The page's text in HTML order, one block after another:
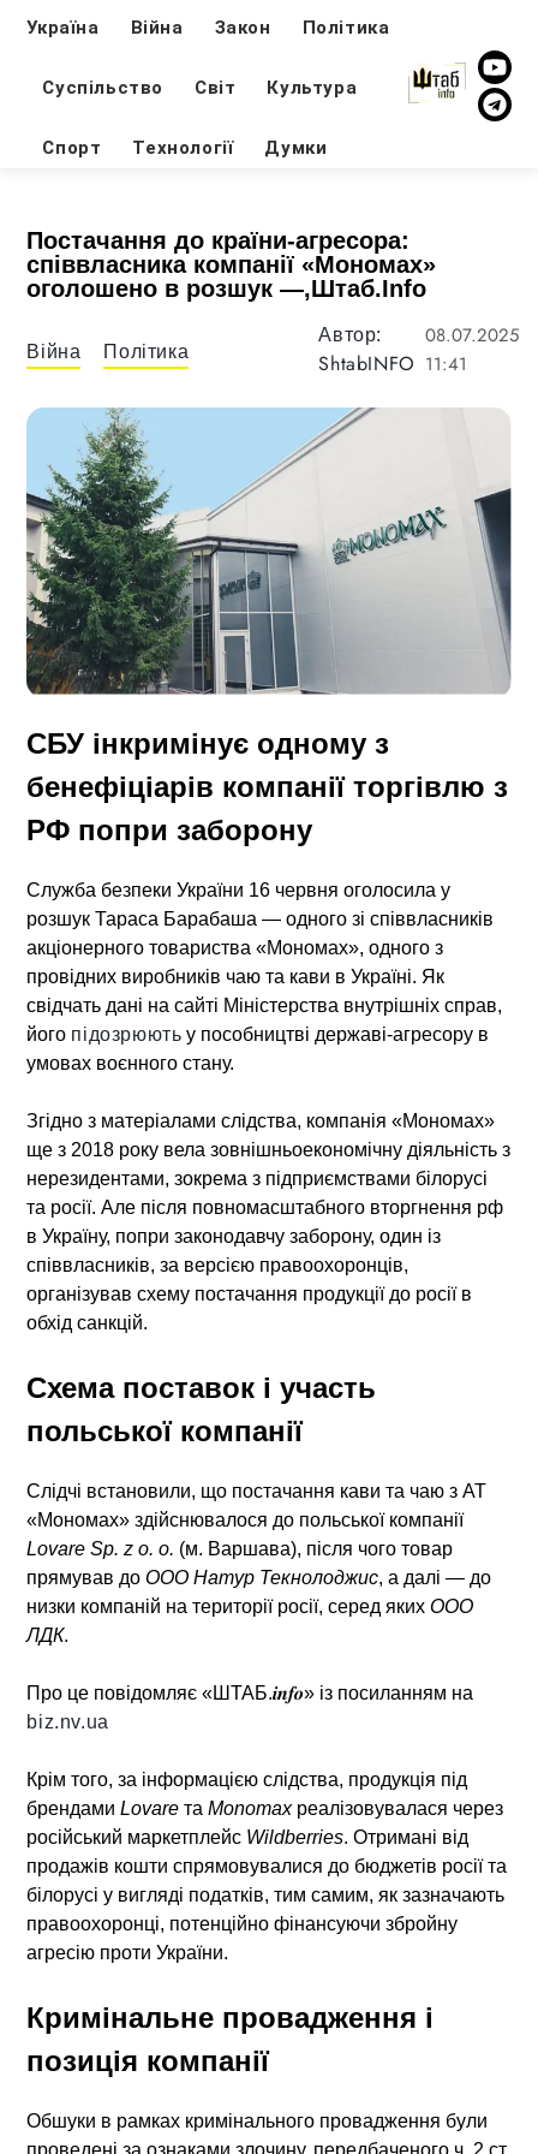
Україна Війна Закон Політика
Суспільство Світ Культура
Спорт Технології Думки
Постачання до країни-агресора:
співвласника компанії «Мономах»
оголошено в розшук —,Штаб.Info
Війна Політика
Автор:
ShtabINFO
08.07.2025
11:41
СБУ інкримінує одному з
бенефіціарів компанії торгівлю з
РФ попри заборону
Служба безпеки України 16 червня оголосила у
розшук Тараса Барабаша — одного зі співвласників
акціонерного товариства «Мономах», одного з
провідних виробників чаю та кави в Україні. Як
свідчать дані на сайті Міністерства внутрішніх справ,
його підозрюють у пособництві державі-агресору в
умовах воєнного стану.
Згідно з матеріалами слідства, компанія «Мономах»
ще з 2018 року вела зовнішньоекономічну діяльність з
нерезидентами, зокрема з підприємствами білорусі
та росії. Але після повномасштабного вторгнення рф
в Україну, попри законодавчу заборону, один із
співвласників, за версією правоохоронців,
організував схему постачання продукції до росії в
обхід санкцій.
Схема поставок і участь
польської компанії
Слідчі встановили, що постачання кави та чаю з АТ
«Мономах» здійснювалося до польської компанії
Lovare Sp. z o. o. (м. Варшава), після чого товар
прямував доООО Натур Текнолоджис, а далі — до
низки компаній на території росії, серед якихООО
ЛДК.
Про це повідомляє «ШТАБ.𝒊𝒏𝒇𝒐» із посиланням на
biz.nv.ua
Крім того, за інформацією слідства, продукція під
брендамиLovare таMonomaxреалізовувалася через
російський маркетплейс Wildberries. Отримані від
продажів кошти спрямовувалися до бюджетів росії та
білорусі у вигляді податків, тим самим, як зазначають
правоохоронці, потенційно фінансуючи збройну
агресію проти України.
Кримінальне провадження і
позиція компанії
Обшуки в рамках кримінального провадження були
проведені за ознаками злочину, передбаченого ч. 2 ст.